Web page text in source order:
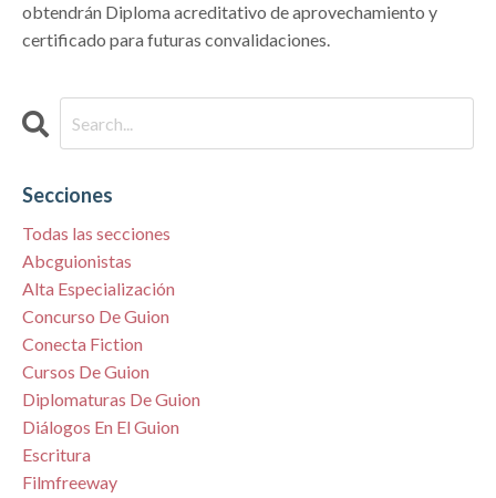
obtendrán Diploma acreditativo de aprovechamiento y
certificado para futuras convalidaciones.
Secciones
Todas las secciones
Abcguionistas
Alta Especialización
Concurso De Guion
Conecta Fiction
Cursos De Guion
Diplomaturas De Guion
Diálogos En El Guion
Escritura
Filmfreeway